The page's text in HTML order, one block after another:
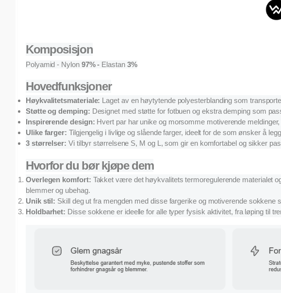
Komposisjon
Polyamid - Nylon 97% - Elastan 3%
Hovedfunksjoner
Høykvalitetsmateriale: Laget av en høytytende polyesterblanding som
Støtte og demping: Designet med støtte for fotbuen og ekstra demping som
Inspirerende design: Hvert par har unike og morsomme motiverende
Ulike farger: Tilgjengelig i livlige og slående farger, ideelt for de som ønsker å
3 størrelser: Vi tilbyr størrelsene S, M og L, som gir en komfortabel og sikker
Hvorfor du bør kjøpe dem
Overlegen komfort: Takket være det høykvalitets termoregulerende materialet
blemmer og ubehag.
Unik stil: Skill deg ut fra mengden med disse fargerike og motiverende
Holdbarhet: Disse sokkene er ideelle for alle typer fysisk aktivitet, fra løping til